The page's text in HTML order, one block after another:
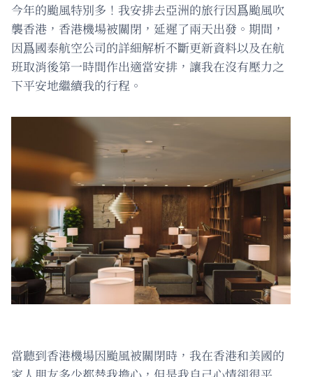
今年的颱風特別多！我安排去亞洲的旅行因爲颱風吹
襲香港，香港機場被關閉，延遲了兩天出發。期間，
因爲國泰航空公司的詳細解析不斷更新資料以及在航
班取消後第一時間作出適當安排，讓我在沒有壓力之
下平安地繼續我的行程。
當聽到香港機場因颱風被關閉時，我在香港和美國的
家人朋友多少都替我擔心，但是我自己心情卻很平